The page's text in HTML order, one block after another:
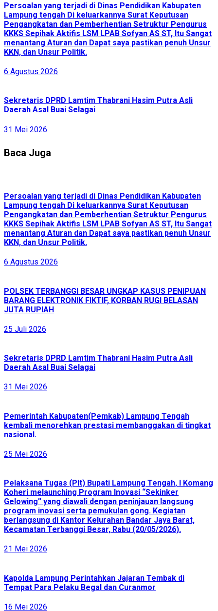
Persoalan yang terjadi di Dinas Pendidikan Kabupaten
Lampung tengah Di keluarkannya Surat Keputusan
Pengangkatan dan Pemberhentian Setruktur Pengurus
KKKS Sepihak Aktifis LSM LPAB Sofyan AS ST, Itu Sangat
menantang Aturan dan Dapat saya pastikan penuh Unsur
KKN, dan Unsur Politik.
6 Agustus 2026
Sekretaris DPRD Lamtim Thabrani Hasim Putra Asli
Daerah Asal Buai Selagai
31 Mei 2026
Baca Juga
Persoalan yang terjadi di Dinas Pendidikan Kabupaten
Lampung tengah Di keluarkannya Surat Keputusan
Pengangkatan dan Pemberhentian Setruktur Pengurus
KKKS Sepihak Aktifis LSM LPAB Sofyan AS ST, Itu Sangat
menantang Aturan dan Dapat saya pastikan penuh Unsur
KKN, dan Unsur Politik.
6 Agustus 2026
POLSEK TERBANGGI BESAR UNGKAP KASUS PENIPUAN
BARANG ELEKTRONIK FIKTIF, KORBAN RUGI BELASAN
JUTA RUPIAH
25 Juli 2026
Sekretaris DPRD Lamtim Thabrani Hasim Putra Asli
Daerah Asal Buai Selagai
31 Mei 2026
Pemerintah Kabupaten(Pemkab) Lampung Tengah
kembali menorehkan prestasi membanggakan di tingkat
nasional.
25 Mei 2026
Pelaksana Tugas (Plt) Bupati Lampung Tengah, I Komang
Koheri melaunching Program Inovasi “Sekinker
Gelowing” yang diawali dengan peninjauan langsung
program inovasi serta pemukulan gong. Kegiatan
berlangsung di Kantor Kelurahan Bandar Jaya Barat,
Kecamatan Terbanggi Besar, Rabu (20/05/2026).
21 Mei 2026
Kapolda Lampung Perintahkan Jajaran Tembak di
Tempat Para Pelaku Begal dan Curanmor
16 Mei 2026